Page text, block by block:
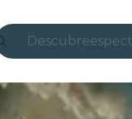
Descubre